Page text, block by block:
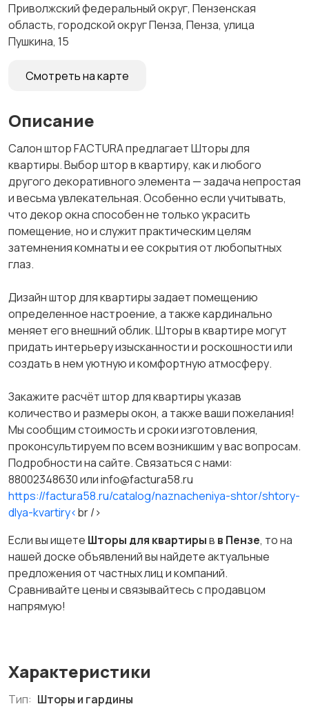
Приволжский федеральный округ, Пензенская
область, городской округ Пенза, Пенза, улица
Пушкина, 15
Смотреть на карте
Описание
Салон штор FACTURA предлагает Шторы для
квартиры. Выбор штор в квартиру, как и любого
другого декоративного элемента — задача непростая
и весьма увлекательная. Особенно если учитывать,
что декор окна способен не только украсить
помещение, но и служит практическим целям
затемнения комнаты и ее сокрытия от любопытных
глаз.
Дизайн штор для квартиры задает помещению
определенное настроение, а также кардинально
меняет его внешний облик. Шторы в квартире могут
придать интерьеру изысканности и роскошности или
создать в нем уютную и комфортную атмосферу.
Закажите расчёт штор для квартиры указав
количество и размеры окон, а также ваши пожелания!
Мы сообщим стоимость и сроки изготовления,
проконсультируем по всем возникшим у вас вопросам.
Подробности на сайте. Связаться с нами:
88002348630 или info@factura58.ru
https://factura58.ru/catalog/naznacheniya-shtor/shtory-
dlya-kvartiry<br />
Если вы ищете Шторы для квартирыв в Пензе, то на
нашей доске объявлений вы найдете актуальные
предложения от частных лиц и компаний.
Сравнивайте цены и связывайтесь с продавцом
напрямую!
Характеристики
Тип: Шторы и гардины